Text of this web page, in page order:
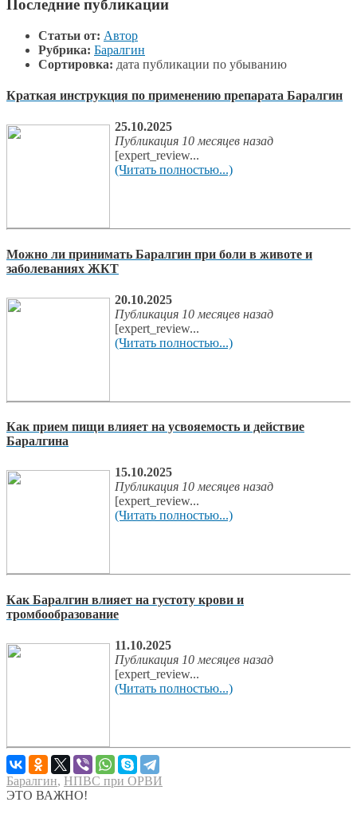
Последние публикации
Статьи от: Автор
Рубрика: Баралгин
Сортировка: дата публикации по убыванию
Краткая инструкция по применению препарата Баралгин
25.10.2025
Публикация 10 месяцев назад
[expert_review...
(Читать полностью...)
Можно ли принимать Баралгин при боли в животе и
заболеваниях ЖКТ
20.10.2025
Публикация 10 месяцев назад
[expert_review...
(Читать полностью...)
Как прием пищи влияет на усвояемость и действие
Баралгина
15.10.2025
Публикация 10 месяцев назад
[expert_review...
(Читать полностью...)
Как Баралгин влияет на густоту крови и
тромбообразование
11.10.2025
Публикация 10 месяцев назад
[expert_review...
(Читать полностью...)
Баралгин, НПВС при ОРВИ
ЭТО ВАЖНО!